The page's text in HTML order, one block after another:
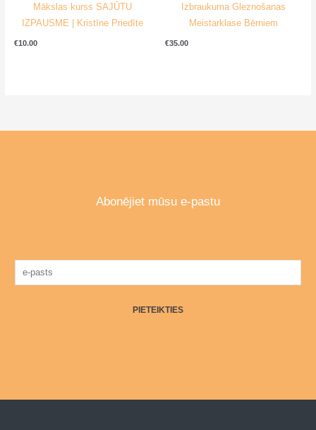
Mākslas kurss SAJŪTU
IZPAUSME | Kristīne Priedīte
€10.00
Izbraukuma Gleznošanas
Meistarklase Bērniem
€35.00
Abonējiet mūsu e-pastu
PIETEIKTIES